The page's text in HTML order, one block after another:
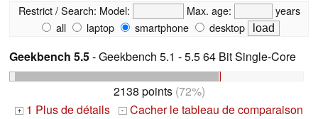
Restrict / Search: Model: Max. age:
years
all
laptop smartphone desktop
Geekbench 5.5- Geekbench 5.1 - 5.5 64 Bit Single-Core
2138 points(72%)
+ 1 Plus de détails - Cacher le tableau de comparaison